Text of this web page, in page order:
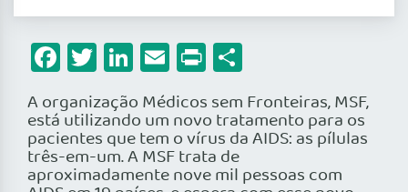
Facebook
Twitter
LinkedIn
Email
Print
A organização Médicos sem Fronteiras, MSF,
está utilizando um novo tratamento para os
pacientes que tem o vírus da AIDS: as pílulas
três-em-um. A MSF trata de
aproximadamente nove mil pessoas com